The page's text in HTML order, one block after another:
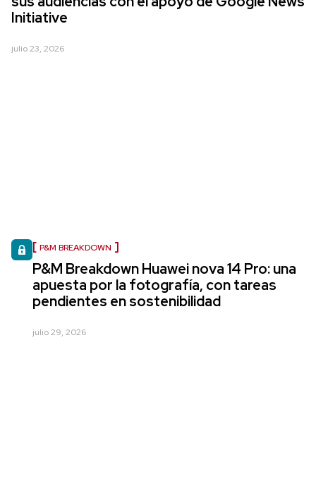
Initiative
julio 23, 2026
P&M BREAKDOWN
P&M Breakdown Huawei nova 14 Pro: una
apuesta por la fotografía, con tareas
pendientes en sostenibilidad
julio 29, 2026